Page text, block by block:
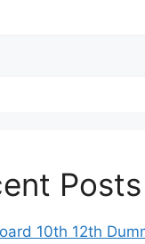
Posts
10th 12th